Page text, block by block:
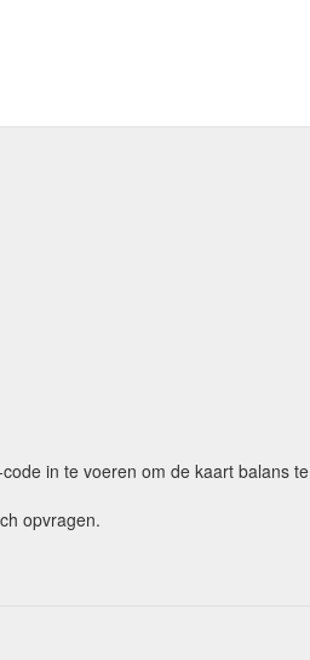
in te voeren om de kaart balans te
opvragen.